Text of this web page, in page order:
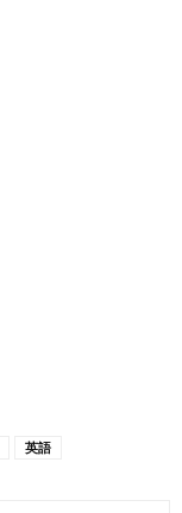
英語